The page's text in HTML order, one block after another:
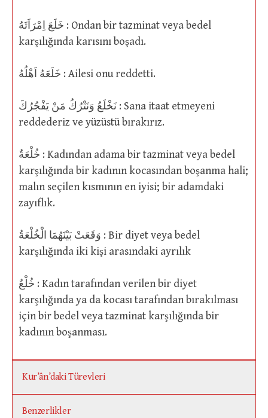
خَلَعَ اِمْرَاَتَهُ : Ondan bir tazminat veya bedel
karşılığında karısını boşadı.
خَلَعَهُ اَهْلُهُ : Ailesi onu reddetti.
نَخْلَعُ وَنَتْرُكُ مَنْ يَفْجُرُكَ : Sana itaat etmeyeni
reddederiz ve yüzüstü bırakırız.
خُلْعَةٌ : Kadından adama bir tazminat veya bedel
karşılığında bir kadının kocasından boşanma hali;
malın seçilen kısmının en iyisi; bir adamdaki
zayıflık.
وَقَعَتْ بَيْنَهُمَا الْخُلْعَةُ : Bir diyet veya bedel
karşılığında iki kişi arasındaki ayrılık
خُلْعٌ : Kadın tarafından verilen bir diyet
karşılığında ya da kocası tarafından bırakılması
için bir bedel veya tazminat karşılığında bir
kadının boşanması.
Kur’ân’daki Türevleri
Benzerlikler